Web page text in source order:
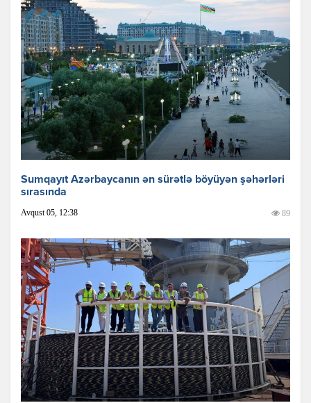
Sumqayıt Azərbaycanın ən sürətlə böyüyən şəhərləri
sırasında
Avqust 05, 12:38 89